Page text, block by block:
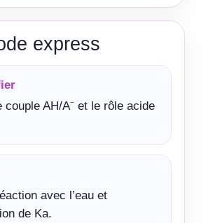
express
couple AH/A⁻ et le rôle acide
avec l’eau et
de Ka.